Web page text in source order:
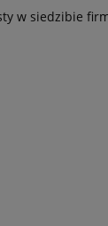
w siedzibie